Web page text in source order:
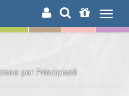
RICERCA
per Principianti